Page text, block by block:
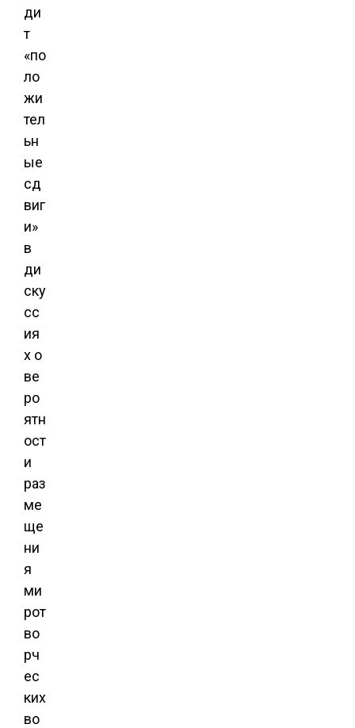
ди
т
«по
ло
жи
тел
ьн
ые
сд
виг
и»
в
ди
ску
сс
ия
х о
ве
ро
ятн
ост
и
раз
ме
ще
ни
я
ми
рот
во
рч
ес
ких
во